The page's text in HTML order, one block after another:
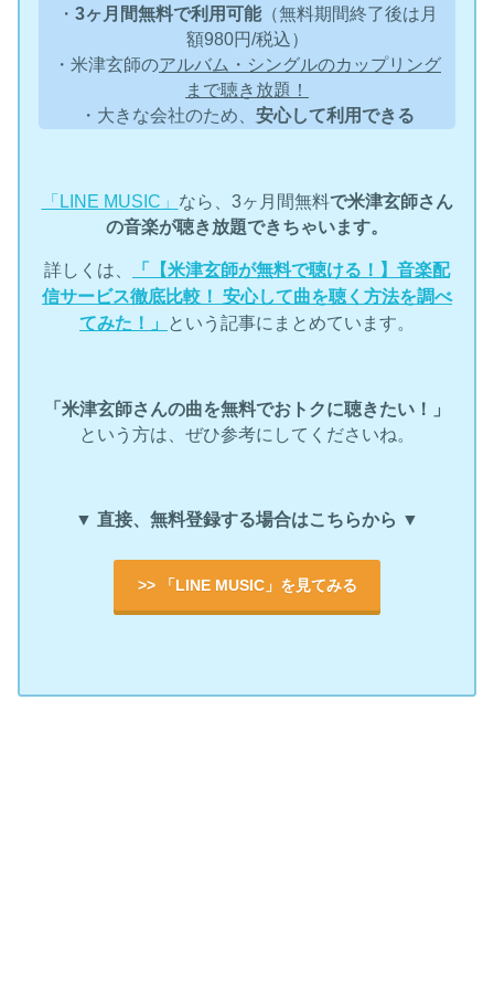
・ 3ヶ月間無料で利用可能（無料期間終了後は月
額980円/税込）
・米津玄師のアルバム・シングルのカップリング
まで聴き放題！
・大きな会社のため、 安心して利用できる
「LINE MUSIC」 なら、3ヶ月間無料で米津玄師さん
の音楽が聴き放題できちゃいます。
詳しくは、
「【米津玄師が無料で聴ける！】音楽配
信サービス徹底比較！ 安心して曲を聴く方法を調べ
てみた！」
という記事にまとめています。
「米津玄師さんの曲を無料でおトクに聴きたい！」
という方は、ぜひ参考にしてくださいね。
▼ 直接、無料登録する場合はこちらから ▼
>> 「LINE MUSIC」を見てみる